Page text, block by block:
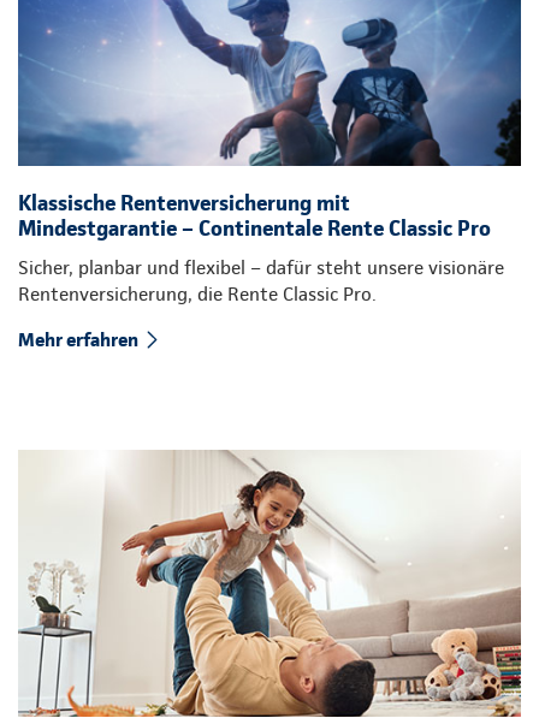
Klassische Rentenversicherung mit
Mindestgarantie – Continentale Rente Classic Pro
Sicher, planbar und flexibel – dafür steht unsere visionäre
Rentenversicherung, die Rente Classic Pro.
Mehr erfahren